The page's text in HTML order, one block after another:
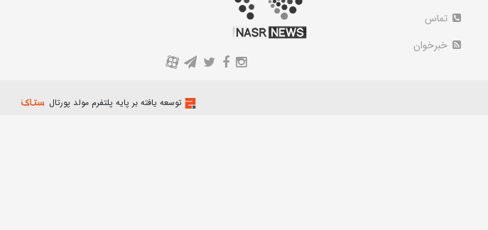
تماس
خبرخوان
A
توسعه یافته بر پایه پلتفرم مولد پورتال